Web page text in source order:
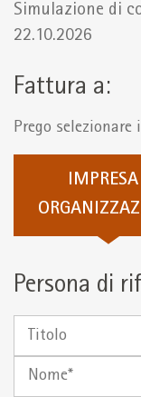
Simulazione di
22.10.2026
Fattura a:
Prego
IMPRESA |
Persona di
Titolo
Nome